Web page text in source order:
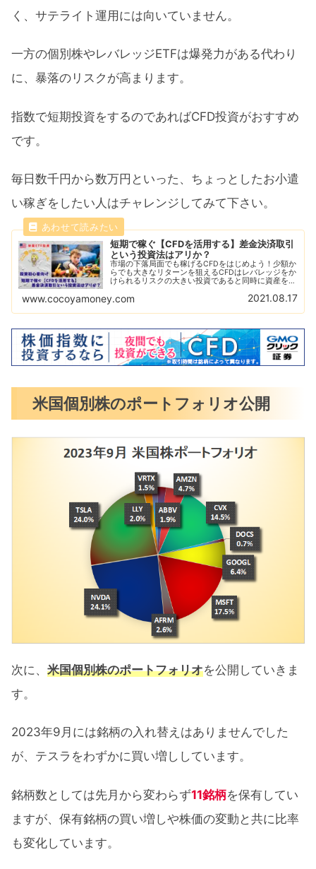
く、サテライト運用には向いていません。
一方の個別株やレバレッジETFは爆発力がある代わり
に、暴落のリスクが高まります。
指数で短期投資をするのであればCFD投資がおすすめ
です。
毎日数千円から数万円といった、ちょっとしたお小遣
い稼ぎをしたい人はチャレンジしてみて下さい。
短期で稼ぐ【CFDを活用する】差金決済取引
という投資法はアリか？
市場の下落局面でも稼げるCFDをはじめよう！少額か
らでも大きなリターンを狙えるCFDはレバレッジをか
けられるリスクの大きい投資であると同時に資産を急
リック証券がおすすめ！デモ取引で練習しよう！
www.cocoyamoney.com 2021.08.17
米国個別株のポートフォリオ公開
次に、 米国個別株のポートフォリオを公開していきま
す。
2023年9月には銘柄の入れ替えはありませんでした
が、テスラをわずかに買い増ししています。
銘柄数としては先月から変わらず11銘柄を保有してい
ますが、保有銘柄の買い増しや株価の変動と共に比率
も変化しています。